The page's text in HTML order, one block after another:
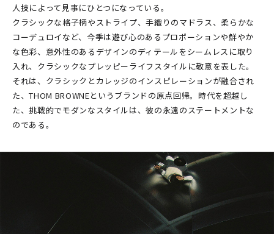
人技によって見事にひとつになっている。
クラシックな格子柄やストライプ、手織りのマドラス、柔らかな
コーデュロイなど、今季は遊び心のあるプロポーションや鮮やか
な色彩、意外性のあるデザインのディテールをシームレスに取り
入れ、クラシックなプレッピーライフスタイルに敬意を表した。
それは、クラシックとカレッジのインスピレーションが融合され
た、THOM BROWNEというブランドの原点回帰。時代を超越し
た、挑戦的でモダンなスタイルは、彼の永遠のステートメントな
のである。